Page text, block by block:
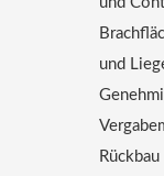
und
Rückbau